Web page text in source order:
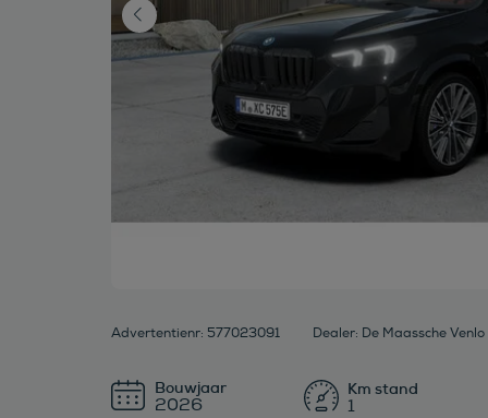
Advertentienr: 577023091 Dealer: De Maassche Venlo
Bouwjaar
2026 1